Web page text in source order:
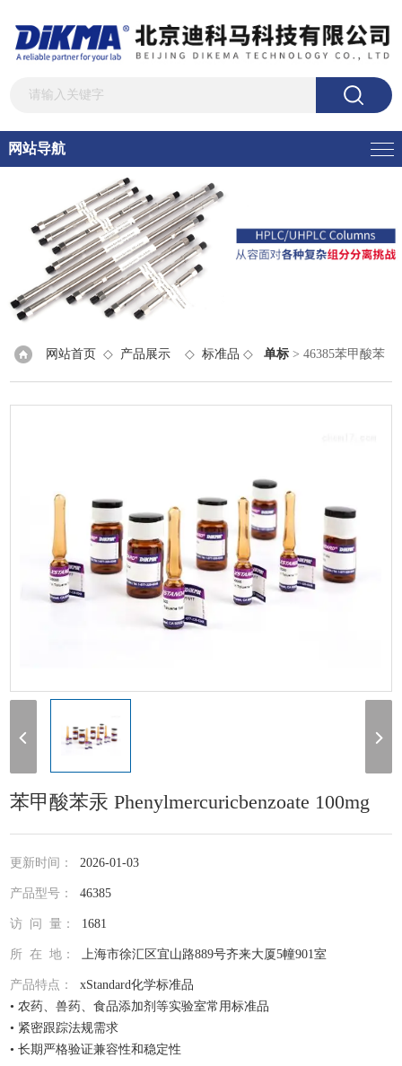
网站导航
网站首页 ◇ 产品展示 ◇标准品 ◇单标 > 46385苯甲酸苯
汞 Phenylmercuricbenzoate 100mg
苯甲酸苯汞 Phenylmercuricbenzoate 100mg
更新时间：2026-01-03
产品型号：46385
访 问 量： 1681
所 在 地：上海市徐汇区宜山路889号齐来大厦5幢901室
产品特点：xStandard化学标准品
• 农药、兽药、食品添加剂等实验室常用标准品
• 紧密跟踪法规需求
• 长期严格验证兼容性和稳定性